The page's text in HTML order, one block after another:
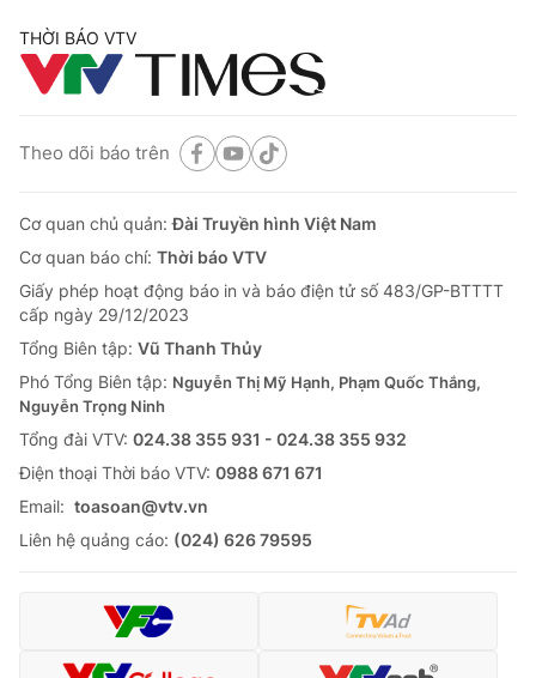
THỜI BÁO VTV
Theo dõi báo trên
Cơ quan chủ quản:Đài Truyền hình Việt Nam
Cơ quan báo chí: Thời báo VTV
Giấy phép hoạt động báo in và báo điện tử số 483/GP-BTTTT
cấp ngày 29/12/2023
Tổng Biên tập: Vũ Thanh Thủy
Phó Tổng Biên tập: Nguyễn Thị Mỹ Hạnh, Phạm Quốc Thắng,
Nguyễn Trọng Ninh
Tổng đài VTV: 024.38 355 931 - 024.38 355 932
Ðiện thoại Thời báo VTV: 0988 671 671
Email: toasoan@vtv.vn
Liên hệ quảng cáo: (024) 626 79595